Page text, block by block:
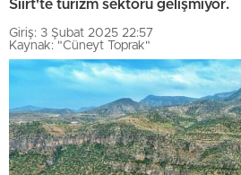
Siirt'te turizm sektörü gelişmiyor.
Giriş: 3 Şubat 2025 22:57
Kaynak: "Cüneyt Toprak"